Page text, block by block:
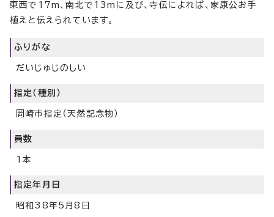
東西で17m、南北で13mに及び、寺伝によれば、家康公お手
植えと伝えられています。
ふりがな
だいじゅじのしい
指定（種別）
岡崎市指定（天然記念物）
員数
1本
指定年月日
昭和38年5月8日